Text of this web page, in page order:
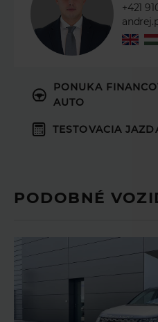
+421
PONUKA
AUTO
TESTOVACIA
PODOBNÉ